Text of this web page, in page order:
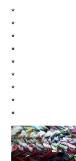
*
*
*
*
*
*
*
*
*